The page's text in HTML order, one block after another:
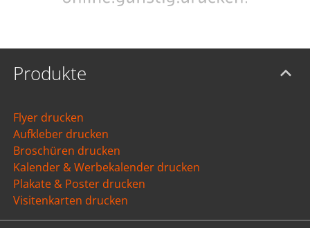
Produkte
Flyer drucken
Aufkleber drucken
Broschüren drucken
Kalender & Werbekalender drucken
Plakate & Poster drucken
Visitenkarten drucken